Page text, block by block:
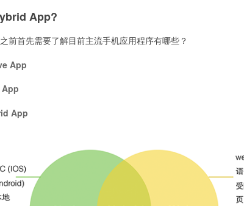
App?
前首先需要了解目前主流手机应用程序有哪些？
App
App